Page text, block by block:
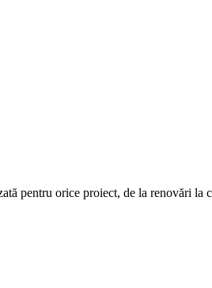
pentru orice proiect, de la renovări